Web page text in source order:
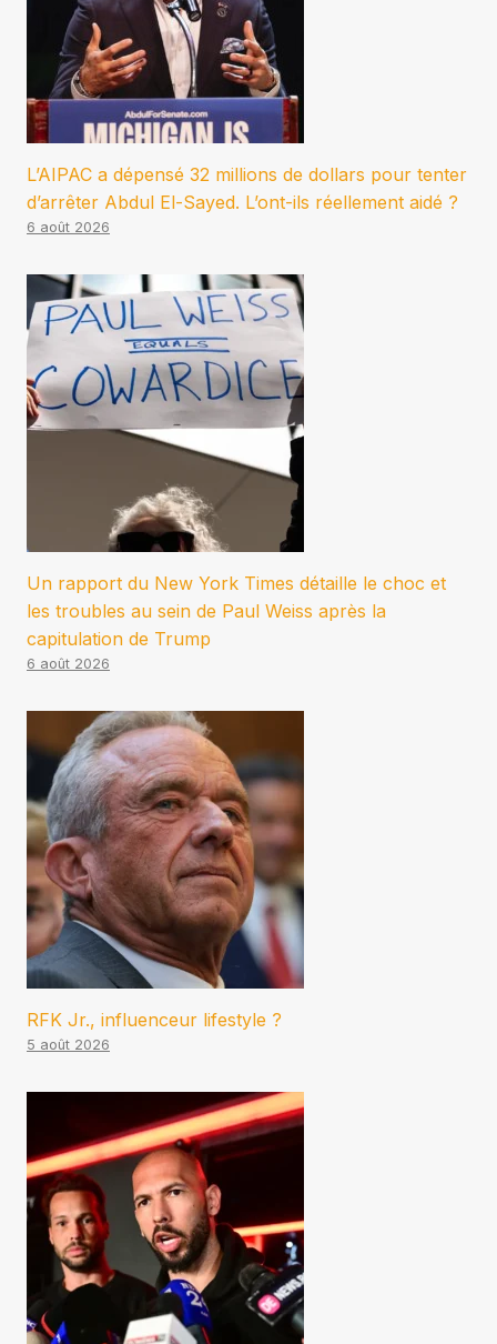
L’AIPAC a dépensé 32 millions de dollars pour tenter
d’arrêter Abdul El-Sayed. L’ont-ils réellement aidé ?
6 août 2026
Un rapport du New York Times détaille le choc et
les troubles au sein de Paul Weiss après la
capitulation de Trump
6 août 2026
RFK Jr., influenceur lifestyle ?
5 août 2026